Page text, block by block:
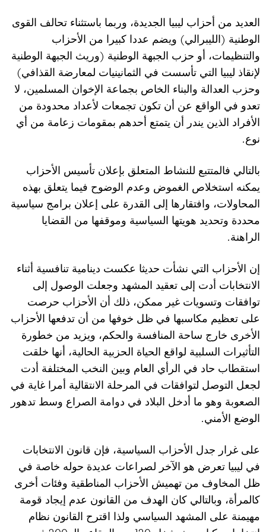
العديد من أحزاب ليبيا الجديدة، وربما باستثناء تحالف القوى
الوطنية (الليبرالي) ويضم عددا كبيرا من الأحزاب
والتنظيمات، أو حزب الجبهة الوطنية (وريث الجبهة الوطنية
لإنقاذ ليبيا التي تأسست في الثمانينيات لمعارضة القذافي)
وحزب العدالة والبناء الخاص بجماعة الإخوان المسلمين، لا
تعدو في الواقع عن أن تكون تجمعات لأعداد محدودة من
الأفراد الذين يندر أن يتمتع أحدهم بمقومات زعامة من أي
نوع.
بالتالي فالمتتبع للنشاط المتعلق بإعلان تأسيس الأحزاب
يمكنه استخلاص الغموض وعدم الوضوح فيما يتعلق بهذه
المحاولات، وافتقارها إلى القدرة على إعلان برامج سياسية
محددة وتحديد هويتها السياسية وموقفها من القضايا
الراهنة.
إن الأحزاب التي نشأت حديثا عكست دينامية تنافسية أثناء
الانتخابات أدت إلى تعقيد المشهد وجعلت الوصول إلى
توافقات وتسويات غير ممكن، ذلك أن الأحزاب حرصت
على تعظيم مكاسبها في ظل خوفها من أن تدفعها الأحزاب
الأخرى خارج ساحة المنافسة والحكم، ويزيد من خطورة
التأثيرات السلبية لواقع الحياة الحزبية الحالية، أنها خلقت
استقطاب حاد في الرأي العام وبين النخب المختلفة أدت
لجعل التوصل لتوافقات في المرحلة الانتقالية أمرا غاية في
الصعوبة وهو ما أدخل البلاد في دوامة الصراع وسط تدهور
الوضع الأمني.
على غرار جدل الأحزاب السياسية، فإن قانون الانتخابات
في ليبيا تعرض هو الآخر لصراعات عديدة حوله خاصة في
ظل المخاوف من تهميش الأحزاب المناطقية وفئات أخرى
كالمرأة، وبالتالي كان الهدف من القانون عدم إيجاد قومة
مهيمنة على المشهد السياسي ولذا اقترح القانون نظام